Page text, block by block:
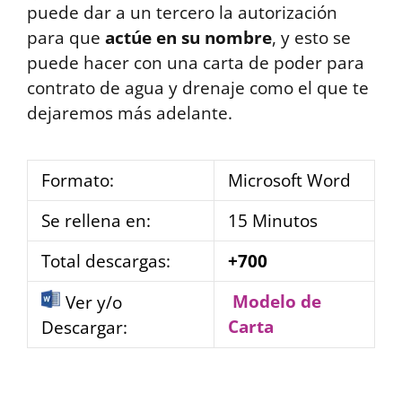
puede dar a un tercero la autorización
para que actúe en su nombre, y esto se
puede hacer con una carta de poder para
contrato de agua y drenaje como el que te
dejaremos más adelante.
Formato:
Microsoft Word
Se rellena en:
15 Minutos
Total descargas:
+700
Ver y/o
Descargar:
Modelo de
Carta